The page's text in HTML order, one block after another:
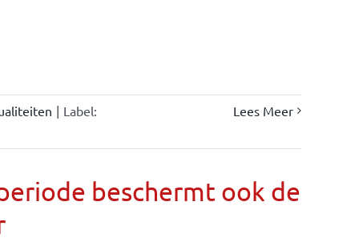
| Label:
Lees Meer
beschermt ook de